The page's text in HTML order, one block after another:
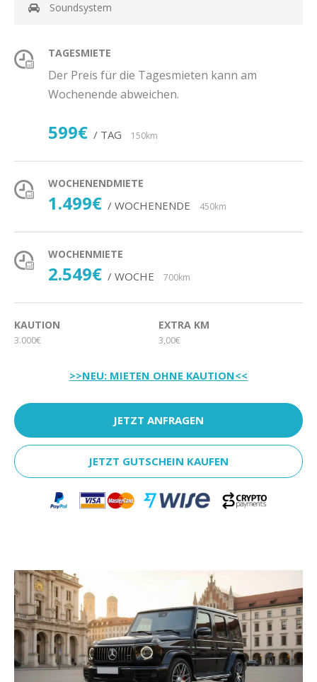
Soundsystem
TAGESMIETE
Der Preis für die Tagesmieten kann am
Wochenende abweichen.
599€ / TAG 150km
WOCHENENDMIETE
1.499€ / WOCHENENDE 450km
WOCHENMIETE
2.549€ / WOCHE 700km
KAUTION
3.000€
EXTRA KM
3,00€
>>NEU: MIETEN OHNE KAUTION<<
JETZT ANFRAGEN
JETZT GUTSCHEIN KAUFEN